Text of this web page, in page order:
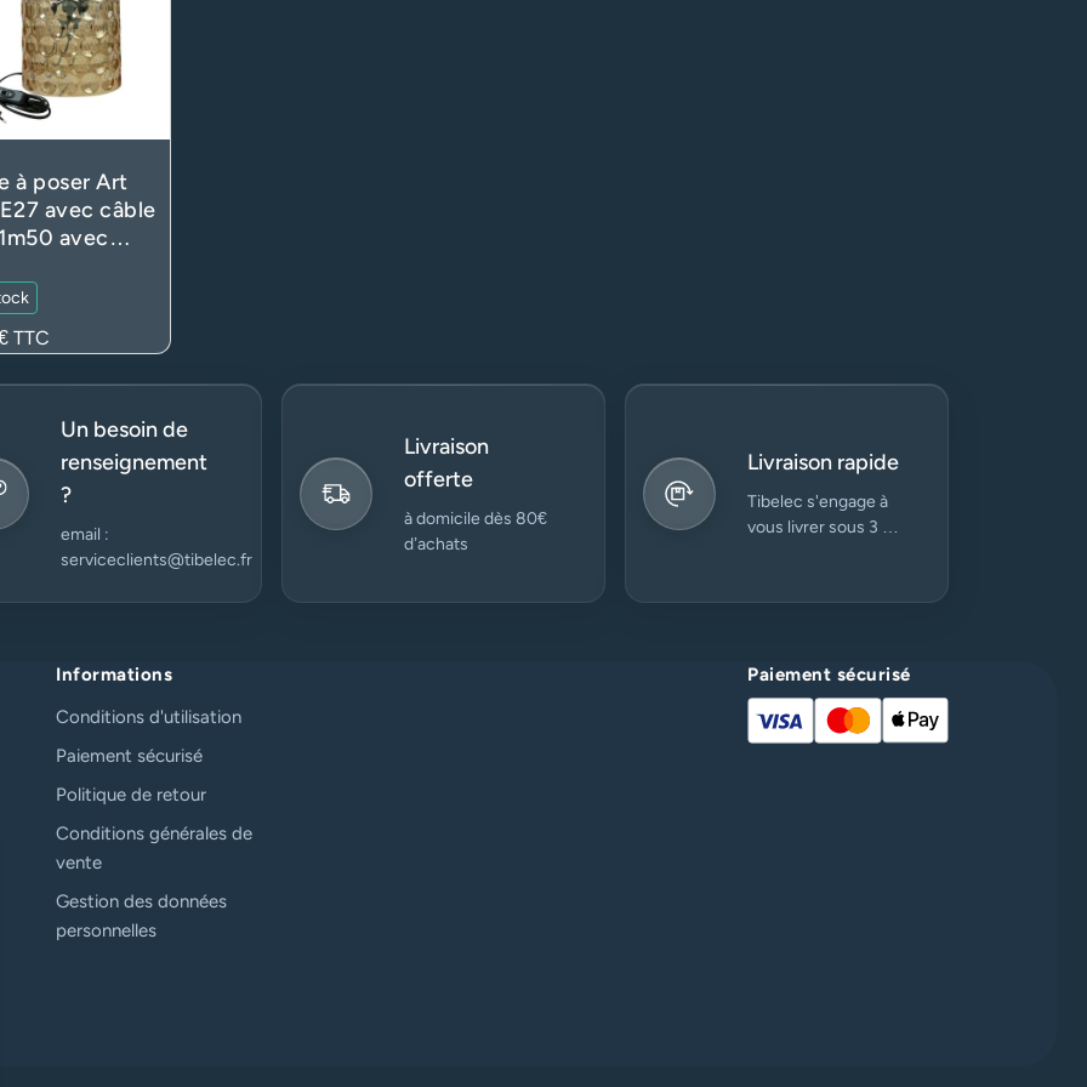
à poser Art
avec câble
avec
– Verre
ambré
TTC
Un besoin de
renseignement
?
email :
serviceclients@tibelec.fr
Livraison
offerte
à domicile dès 80€
d’achats
Livraison rapide
Tibelec s'engage à
vous livrer sous 3 à
Informations
Conditions d'utilisation
Paiement sécurisé
Politique de retour
Conditions générales de
vente
Gestion des données
personnelles
Paiement sécurisé